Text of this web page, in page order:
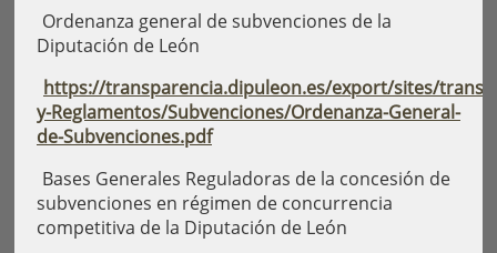
Ordenanza general de subvenciones de la
Diputación de León
https://transparencia.dipuleon.es/export/sites/
y-Reglamentos/Subvenciones/Ordenanza-General-
de-Subvenciones.pdf
Bases Generales Reguladoras de la concesión de
subvenciones en régimen de concurrencia
competitiva de la Diputación de León